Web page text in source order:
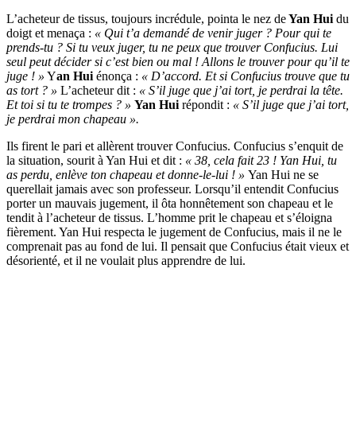
L’acheteur de tissus, toujours incrédule, pointa le nez deYan Hui du
doigt et menaça : « Qui t’a demandé de venir juger ? Pour qui te
prends-tu ? Si tu veux juger, tu ne peux que trouver Confucius. Lui
seul peut décider si c’est bien ou mal ! Allons le trouver pour qu’il te
juge ! » Yan Hui énonça : « D’accord. Et si Confucius trouve que tu
as tort ? » L’acheteur dit : « S’il juge que j’ai tort, je perdrai la tête.
Et toi si tu te trompes ? » Yan Hui répondit : « S’il juge que j’ai tort,
je perdrai mon chapeau ».
Ils firent le pari et allèrent trouver Confucius. Confucius s’enquit de
la situation, sourit à Yan Hui et dit : « 38, cela fait 23 ! Yan Hui, tu
as perdu, enlève ton chapeau et donne-le-lui ! » Yan Hui ne se
querellait jamais avec son professeur. Lorsqu’il entendit Confucius
porter un mauvais jugement, il ôta honnêtement son chapeau et le
tendit à l’acheteur de tissus. L’homme prit le chapeau et s’éloigna
fièrement. Yan Hui respecta le jugement de Confucius, mais il ne le
comprenait pas au fond de lui. Il pensait que Confucius était vieux et
désorienté, et il ne voulait plus apprendre de lui.